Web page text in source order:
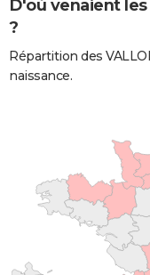
D'où venaient
?
Répartition des
naissance.